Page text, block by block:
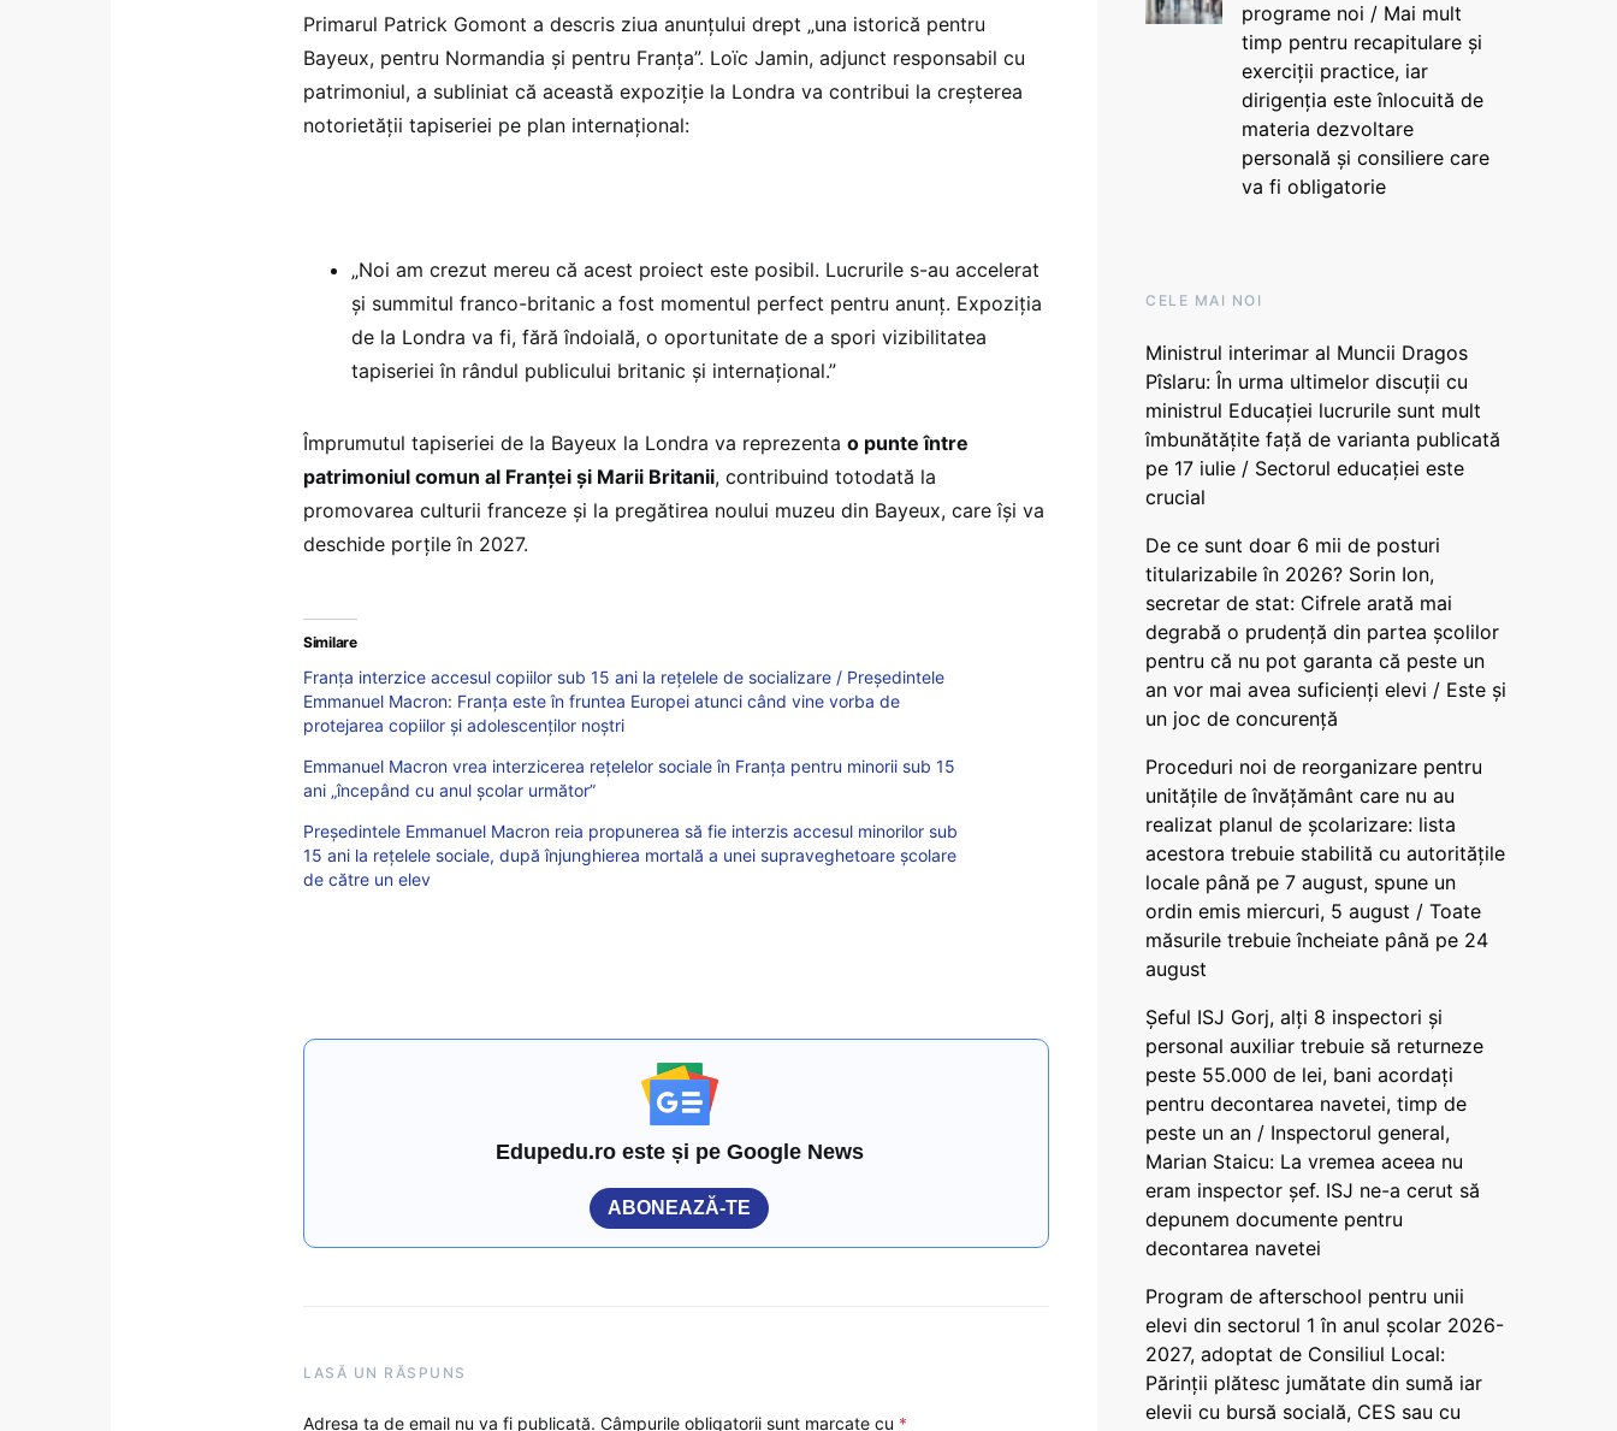
Primarul Patrick Gomont a descris ziua anunțului drept „una istorică pentru
Bayeux, pentru Normandia și pentru Franța”. Loïc Jamin, adjunct responsabil cu
patrimoniul, a subliniat că această expoziție la Londra va contribui la creșterea
notorietății tapiseriei pe plan internațional:
„Noi am crezut mereu că acest proiect este posibil. Lucrurile s-au accelerat
și summitul franco-britanic a fost momentul perfect pentru anunț. Expoziția
de la Londra va fi, fără îndoială, o oportunitate de a spori vizibilitatea
tapiseriei în rândul publicului britanic și internațional.”
Împrumutul tapiseriei de la Bayeux la Londra va reprezenta o punte între
patrimoniul comun al Franței și Marii Britanii, contribuind totodată la
promovarea culturii franceze și la pregătirea noului muzeu din Bayeux, care își va
deschide porțile în 2027.
Similare
Franța interzice accesul copiilor sub 15 ani la rețelele de socializare / Președintele
Emmanuel Macron: Franța este în fruntea Europei atunci când vine vorba de
protejarea copiilor și adolescenților noștri
Emmanuel Macron vrea interzicerea rețelelor sociale în Franța pentru minorii sub 15
ani „începând cu anul școlar următor”
Preşedintele Emmanuel Macron reia propunerea să fie interzis accesul minorilor sub
15 ani la reţelele sociale, după înjunghierea mortală a unei supraveghetoare şcolare
de către un elev
Edupedu.ro este și pe Google News
ABONEAZĂ-TE
LASĂ UN RĂSPUNS
Adresa ta de email nu va fi publicată. Câmpurile obligatorii sunt marcate cu *
programe noi / Mai mult
timp pentru recapitulare și
exerciții practice, iar
dirigenția este înlocuită de
materia dezvoltare
personală și consiliere care
va fi obligatorie
CELE MAI NOI
Ministrul interimar al Muncii Dragos
Pîslaru: În urma ultimelor discuții cu
ministrul Educației lucrurile sunt mult
îmbunătățite față de varianta publicată
pe 17 iulie / Sectorul educației este
crucial
De ce sunt doar 6 mii de posturi
titularizabile în 2026? Sorin Ion,
secretar de stat: Cifrele arată mai
degrabă o prudență din partea școlilor
pentru că nu pot garanta că peste un
an vor mai avea suficienți elevi / Este și
un joc de concurență
Proceduri noi de reorganizare pentru
unitățile de învățământ care nu au
realizat planul de școlarizare: lista
acestora trebuie stabilită cu autoritățile
locale până pe 7 august, spune un
ordin emis miercuri, 5 august / Toate
măsurile trebuie încheiate până pe 24
august
Șeful ISJ Gorj, alți 8 inspectori și
personal auxiliar trebuie să returneze
peste 55.000 de lei, bani acordați
pentru decontarea navetei, timp de
peste un an / Inspectorul general,
Marian Staicu: La vremea aceea nu
eram inspector șef. ISJ ne-a cerut să
depunem documente pentru
decontarea navetei
Program de afterschool pentru unii
elevi din sectorul 1 în anul școlar 2026-
2027, adoptat de Consiliul Local:
Părinții plătesc jumătate din sumă iar
elevii cu bursă socială, CES sau cu